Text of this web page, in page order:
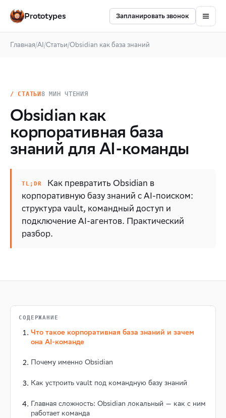
Prototypes Запланировать звонок
Главная/AI/Статьи/Obsidian как база знаний
/ СТАТЬИ 8 МИН ЧТЕНИЯ
Obsidian как
корпоративная база
знаний для AI-команды
Как превратить Obsidian в
корпоративную базу знаний с AI-поиском:
структура vault, командный доступ и
подключение AI-агентов. Практический
разбор.
СОДЕРЖАНИЕ
Что такое корпоративная база знаний и зачем
она AI-команде
Почему именно Obsidian
Как устроить vault под командную базу знаний
Главная сложность: Obsidian локальный — как с ним
работает команда